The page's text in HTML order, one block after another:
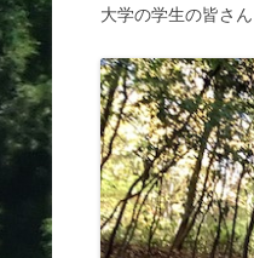
大学の学生の皆さ